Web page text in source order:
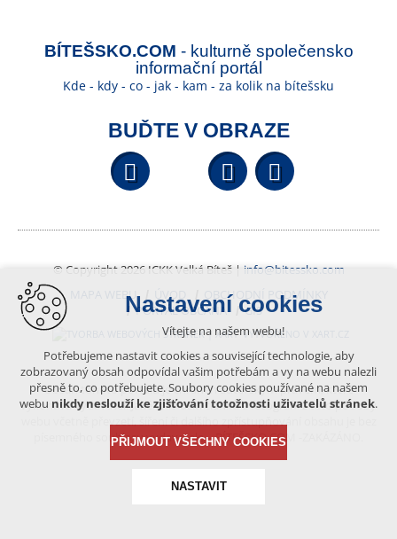
BÍTEŠSKO.COM - kulturně společensko
informační portál
Kde - kdy - co - jak - kam - za kolik na bítešsku
BUĎTE V OBRAZE
Facebook YouTube
© Copyright 2026 ICKK Velká Bíteš | info@bitessko.com
MAPA WEBU
ÚVOD
OBCHODNÍ PODMÍNKY
PORTÁL OBČANA
GIS
VYTVOŘENO V XART.CZ
Obsah tohoto portálu je chráněn autorským právem, které
vykonává vydavatel. Jakékoliv užití článků a fotografií z této podoby
písemného souhlasu vydavatele – BÍTEŠSKO.COM -ZAKÁZÁNO.
Nastavení cookies
Vítejte na našem webu!
Potřebujeme nastavit cookies a související technologie, aby
zobrazovaný obsah odpovídal vašim potřebám a vy na webu nalezli
přesně to, co potřebujete. Soubory cookies používané na našem
webu nikdy neslouží ke zjišťování totožnosti uživatelů stránek.
PŘIJMOUT VŠECHNY COOKIES
NASTAVIT